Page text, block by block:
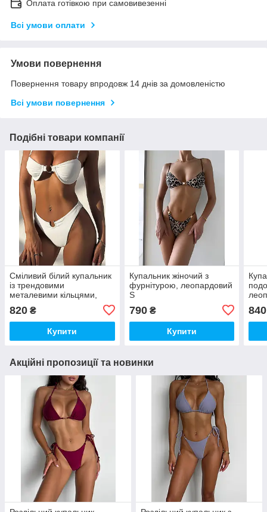
Оплата готівкою при самовивезенні
Всі умови оплати
Умови повернення
Повернення товару впродовж 14 днів за домовленістю
Всі умови повернення
Подібні товари компанії
Сміливий білий купальник
із трендовими
металевими кільцями,
820 ₴
Купити
Купальник жіночий з
фурнітурою, леопардовий
S
790₴
Купити
840
Акційні пропозиції та новинки